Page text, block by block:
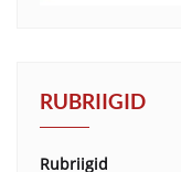
RUBRIIGID
Rubriigid